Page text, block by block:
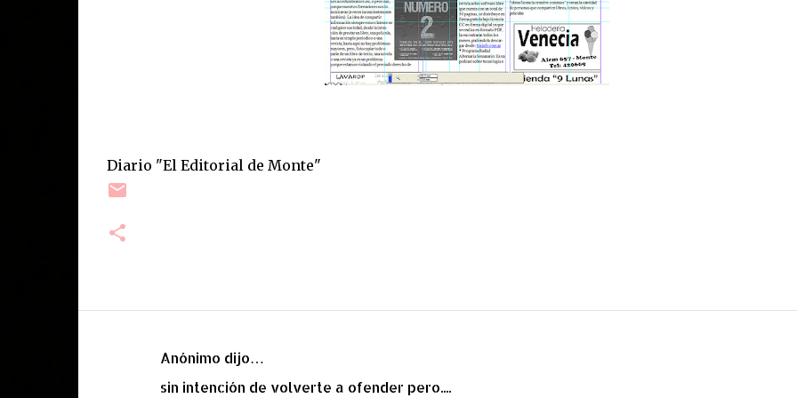
Diario "El Editorial de Monte"
Anónimo dijo…
sin intención de volverte a ofender pero....